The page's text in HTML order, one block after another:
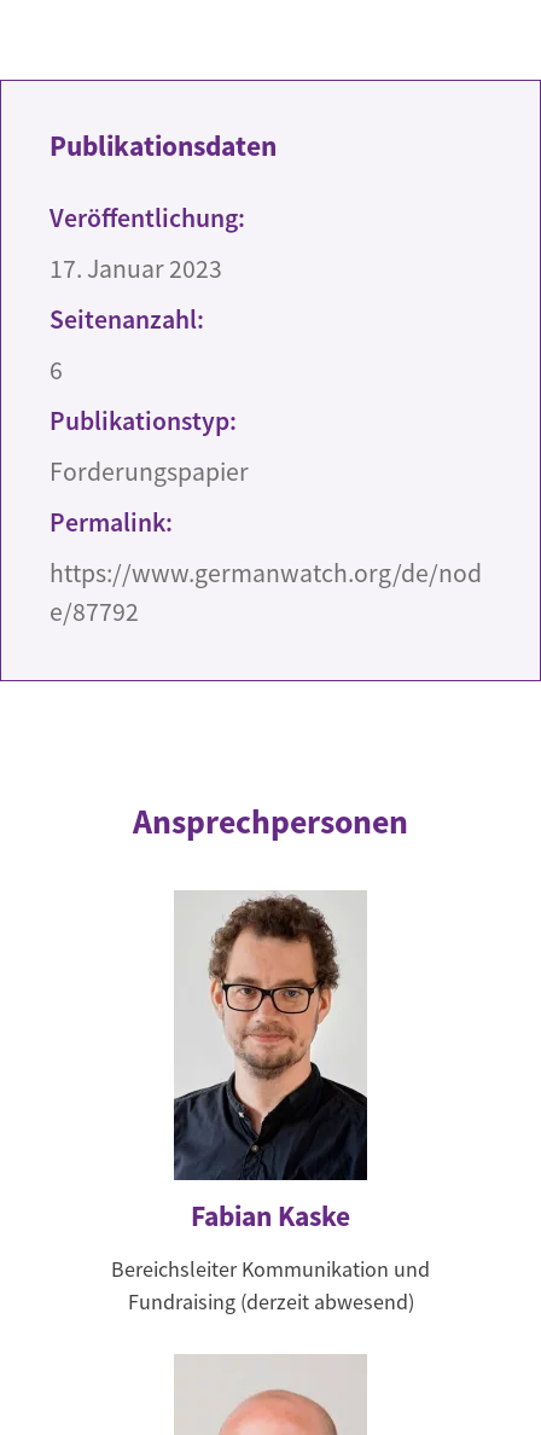
Publikationsdaten
Veröffentlichung:
17. Januar 2023
Seitenanzahl:
6
Publikationstyp:
Forderungspapier
Permalink:
https://www.germanwatch.org/de/nod
e/87792
Ansprechpersonen
Fabian Kaske
Bereichsleiter Kommunikation und
Fundraising (derzeit abwesend)